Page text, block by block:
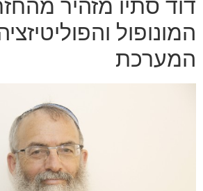
דוד סתיו מזהיר
המונופול
המערכת